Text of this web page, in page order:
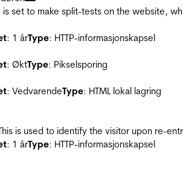
is set to make split-tests on the website,
: 1 årType: HTTP-informasjonskapsel
: ØktType: Pikselsporing
: VedvarendeType: HTML lokal lagring
is used to identify the visitor upon re-
: 1 årType: HTTP-informasjonskapsel